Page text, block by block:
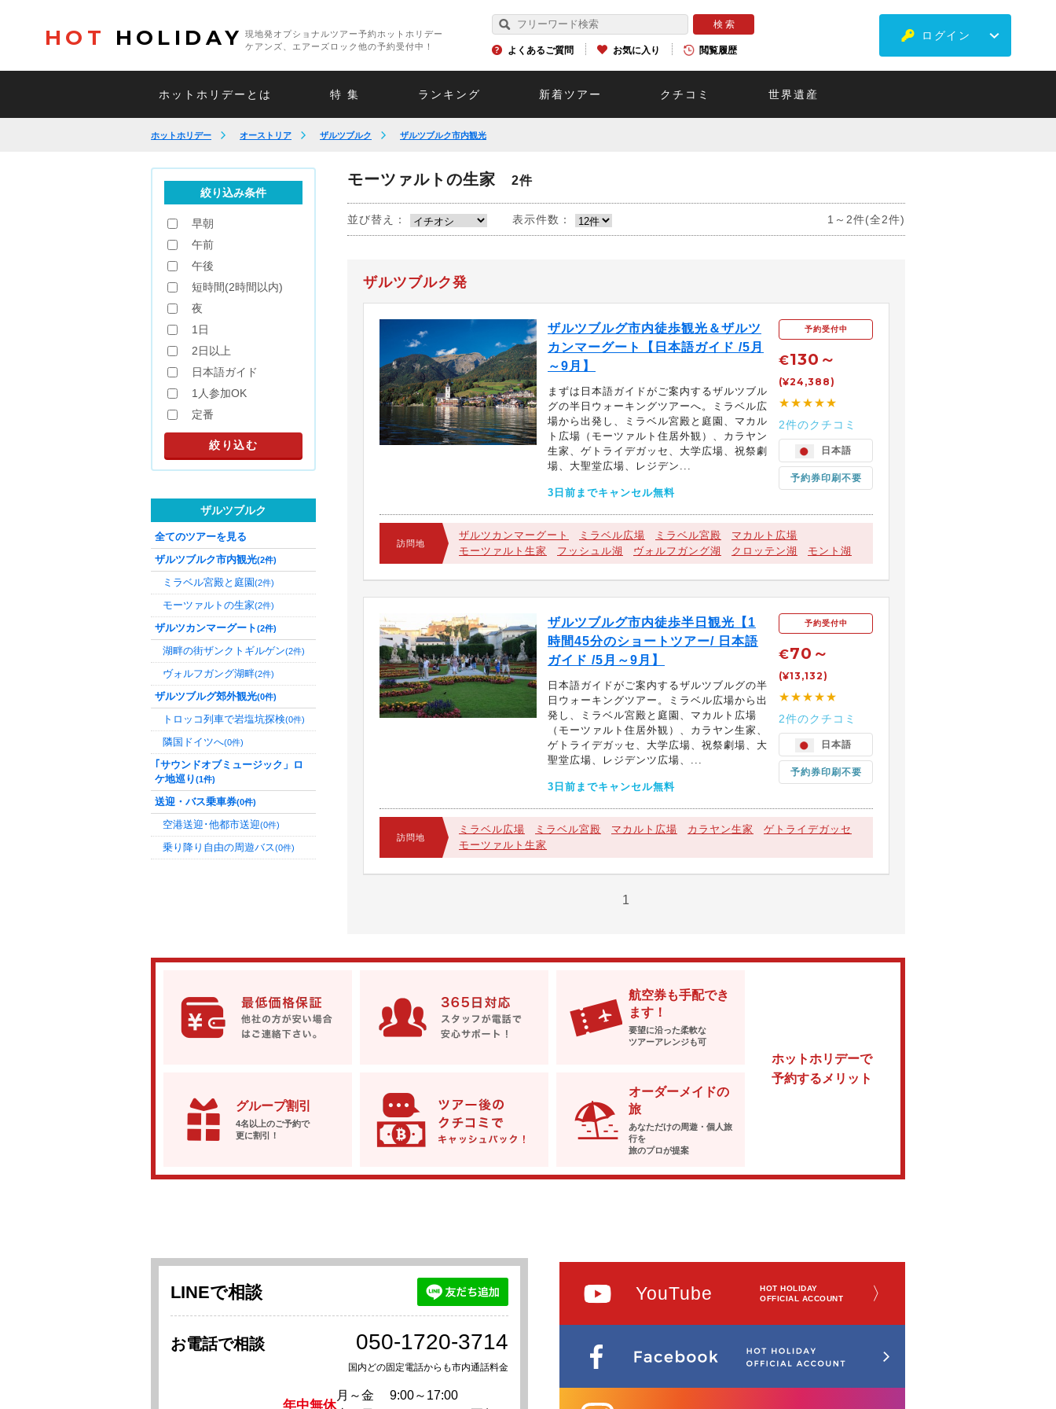
HOT HOLIDAY
現地発オプショナルツアー予約ホットホリデー
ケアンズ、エアーズロック他の予約受付中！
よくあるご質問 お気に入り 閲覧履歴
ログイン
ホットホリデーとは 特 集 ランキング 新着ツアー クチコミ 世界遺産
ホットホリデー オーストリア ザルツブルク ザルツブルク市内観光
モーツァルトの生家 2件
並び替え： 表示件数： 1～2件(全2件)
ザルツブルク発
ザルツブルグ市内徒歩観光＆ザルツ
カンマーグート【日本語ガイド /5月
～9月】
まずは日本語ガイドがご案内するザルツブル
グの半日ウォーキングツアーへ。ミラベル広
場から出発し、ミラベル宮殿と庭園、マカル
ト広場（モーツァルト住居外観）、カラヤン
生家、ゲトライデガッセ、大学広場、祝祭劇
場、大聖堂広場、レジデン...
3日前までキャンセル無料
予約受付中
€130～
(¥24,388)
★★★★★
2件のクチコミ
日本語
予約券印刷不要
訪問地
ザルツカンマーグート ミラベル広場 ミラベル宮殿
マカルト広場
モーツァルト生家
フッシュル湖 ヴォルフガング湖 クロッテン湖 モント湖
ザルツブルグ市内徒歩半日観光【1
時間45分のショートツアー/ 日本語
ガイド /5月～9月】
日本語ガイドがご案内するザルツブルグの半
日ウォーキングツアー。ミラベル広場から出
発し、ミラベル宮殿と庭園、マカルト広場
（モーツァルト住居外観）、カラヤン生家、
ゲトライデガッセ、大学広場、祝祭劇場、大
聖堂広場、レジデンツ広場、...
3日前までキャンセル無料
予約受付中
€70～
(¥13,132)
★★★★★
2件のクチコミ
日本語
予約券印刷不要
訪問地
ミラベル広場 ミラベル宮殿 マカルト広場 カラヤン生家
ゲトライデガッセ
モーツァルト生家
1
絞り込み条件
早朝
午前
午後
短時間(2時間以内)
夜
1日
2日以上
日本語ガイド
1人参加OK
定番
ザルツブルク
全てのツアーを見る
ザルツブルク市内観光(2件)
ミラベル宮殿と庭園(2件)
モーツァルトの生家(2件)
ザルツカンマーグート(2件)
湖畔の街ザンクトギルゲン(2件)
ヴォルフガング湖畔(2件)
ザルツブルグ郊外観光(0件)
トロッコ列車で岩塩坑探検(0件)
隣国ドイツへ(0件)
｢サウンドオブミュージック」ロ
ケ地巡り(1件)
送迎・バス乗車券(0件)
空港送迎･他都市送迎(0件)
乗り降り自由の周遊バス(0件)
ホットホリデーで
予約するメリット
航空券も手配でき
ます！
要望に沿った柔軟な
ツアーアレンジも可
グループ割引
4名以上のご予約で
更に割引！
オーダーメイドの
旅
あなただけの周遊・個人旅
行を
旅のプロが提案
LINEで相談
お電話で相談 050-1720-3714
国内どの固定電話からも市内通話料金
年中無休
月～金
9:00～17:00
YouTube
HOT HOLIDAY
OFFICIAL ACCOUNT
〉